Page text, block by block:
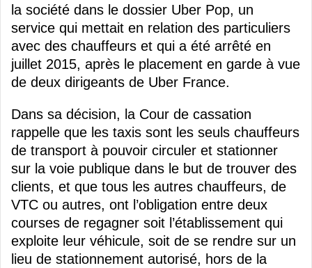
la société dans le dossier Uber Pop, un
service qui mettait en relation des particuliers
avec des chauffeurs et qui a été arrêté en
juillet 2015, après le placement en garde à vue
de deux dirigeants de Uber France.
Dans sa décision, la Cour de cassation
rappelle que les taxis sont les seuls chauffeurs
de transport à pouvoir circuler et stationner
sur la voie publique dans le but de trouver des
clients, et que tous les autres chauffeurs, de
VTC ou autres, ont l’obligation entre deux
courses de regagner soit l’établissement qui
exploite leur véhicule, soit de se rendre sur un
lieu de stationnement autorisé, hors de la